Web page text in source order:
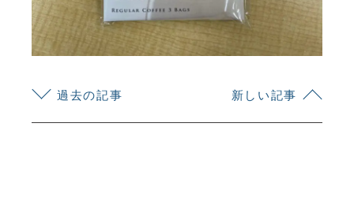
過去の記事 新しい記事